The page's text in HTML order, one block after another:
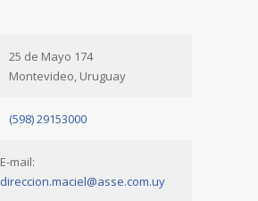
25 de Mayo 174
Montevideo, Uruguay
(598) 29153000
E-mail:
direccion.maciel@asse.com.uy